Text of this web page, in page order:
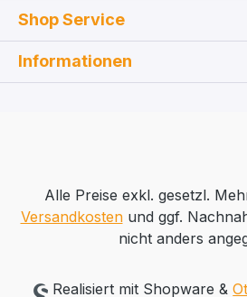
Shop Service
Informationen
Alle Preise exkl. gesetzl.
Versandkostenund ggf.
nicht anders
Realisiert mit Shopware &